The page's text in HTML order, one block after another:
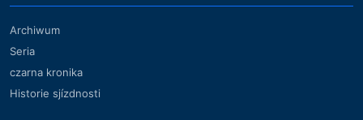
Archiwum
Seria
czarna kronika
Historie sjízdnosti